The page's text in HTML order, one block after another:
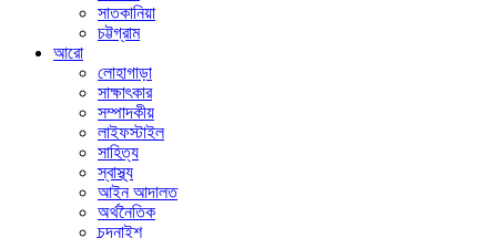
সাতকানিয়া
চট্টগ্রাম
আরো
লোহাগাড়া
সাক্ষাৎকার
সম্পাদকীয়
লাইফস্টাইল
সাহিত্য
স্বাস্থ্য
আইন আদালত
অর্থনৈতিক
চন্দনাইশ